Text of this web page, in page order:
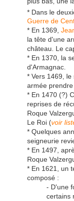
* Dans le
Guerre de
* En 1369,
la tête d'une
château. Le
* En 1370, la
d'Armagnac.
* Vers 1469,
armée
* En 1470 (?)
reprises de
Roque
Le Roi (voir
* Quelques
seigneurie
* En 1497,
Roque
* En 1621, un
composé :
- D'une
certains